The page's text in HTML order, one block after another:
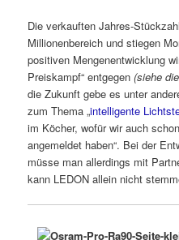
Die verkauften Jahres-
Millionenbereich und stiegen
positiven Mengenentwicklung
Preiskampf“ entgegen(siehe
die Zukunft gebe es unter
zum Thema „intelligente
im Köcher, wofür wir auch
angemeldet haben“. Bei der
müsse man allerdings mit
kann LEDON allein nicht